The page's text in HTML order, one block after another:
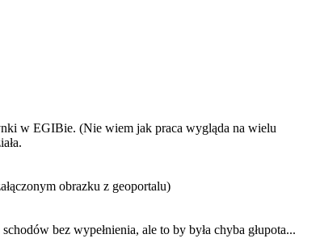
w EGIBie. (Nie wiem jak praca wygląda na wielu
obrazku z geoportalu)
bez wypełnienia, ale to by była chyba głupota...